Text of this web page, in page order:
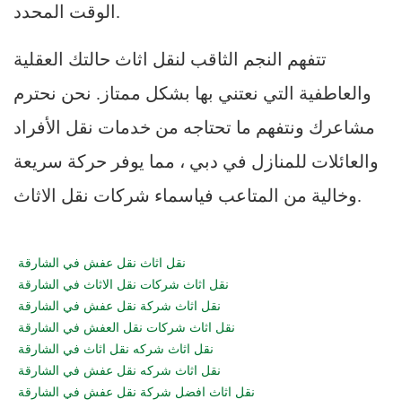
الوقت المحدد.
تتفهم النجم الثاقب لنقل اثاث حالتك العقلية
والعاطفية التي نعتني بها بشكل ممتاز. نحن نحترم
مشاعرك ونتفهم ما تحتاجه من خدمات نقل الأفراد
والعائلات للمنازل في دبي ، مما يوفر حركة سريعة
وخالية من المتاعب فياسماء شركات نقل الاثاث.
نقل اثاث نقل عفش في الشارقة
نقل اثاث شركات نقل الاثاث في الشارقة
نقل اثاث شركة نقل عفش في الشارقة
نقل اثاث شركات نقل العفش في الشارقة
نقل اثاث شركه نقل اثاث في الشارقة
نقل اثاث شركه نقل عفش في الشارقة
نقل اثاث افضل شركة نقل عفش في الشارقة